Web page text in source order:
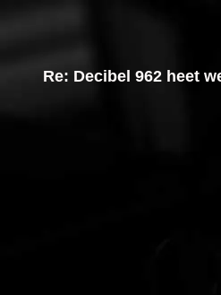
Re: Decibel 962 heet